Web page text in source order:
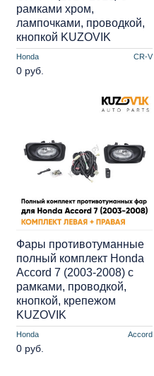
Honda CR-V
рамками хром,
лампочками, проводкой,
кнопкой KUZOVIK
0 руб.
Honda Accord
Фары противотуманные
полный комплект Honda
Accord 7 (2003-2008) с
рамками, проводкой,
кнопкой, крепежом
KUZOVIK
0 руб.